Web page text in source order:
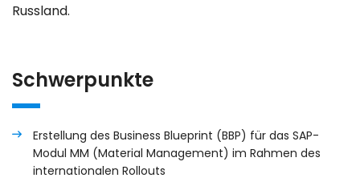
Russland.
Schwerpunkte
Erstellung des Business Blueprint (BBP) für das SAP-
Modul MM (Material Management) im Rahmen des
internationalen Rollouts